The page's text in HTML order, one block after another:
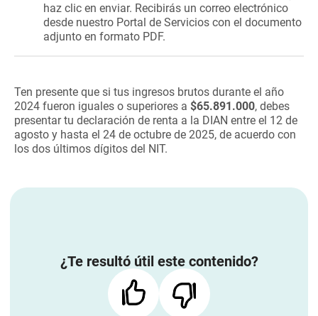
haz clic en enviar. Recibirás un correo electrónico
desde nuestro Portal de Servicios con el documento
adjunto en formato PDF.
Ten presente que si tus ingresos brutos durante el año
2024 fueron iguales o superiores a $65.891.000, debes
presentar tu declaración de renta a la DIAN entre el 12 de
agosto y hasta el 24 de octubre de 2025, de acuerdo con
los dos últimos dígitos del NIT.
¿Te resultó útil este contenido?